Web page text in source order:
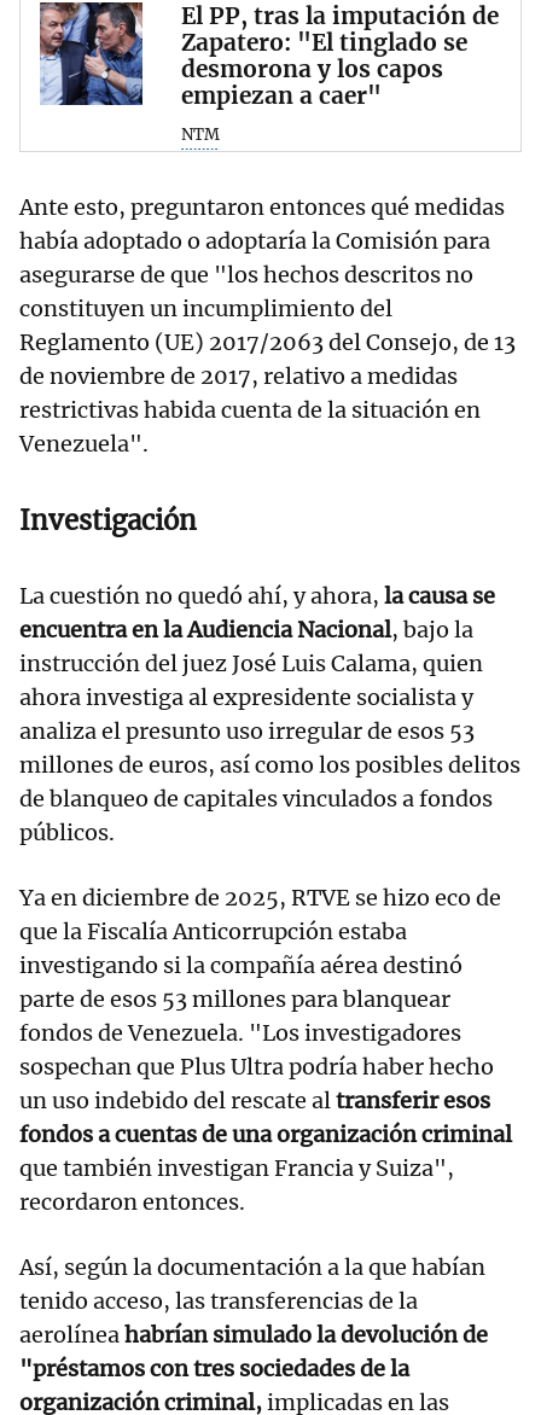
El PP, tras la imputación de
Zapatero: "El tinglado se
desmorona y los capos
empiezan a caer"
NTM
Ante esto, preguntaron entonces qué medidas
había adoptado o adoptaría la Comisión para
asegurarse de que "los hechos descritos no
constituyen un incumplimiento del
Reglamento (UE) 2017/2063 del Consejo, de 13
de noviembre de 2017, relativo a medidas
restrictivas habida cuenta de la situación en
Venezuela".
Investigación
La cuestión no quedó ahí, y ahora, la causa se
encuentra en la Audiencia Nacional, bajo la
instrucción del juez José Luis Calama, quien
ahora investiga al expresidente socialista y
analiza el presunto uso irregular de esos 53
millones de euros, así como los posibles delitos
de blanqueo de capitales vinculados a fondos
públicos.
Ya en diciembre de 2025, RTVE se hizo eco de
que la Fiscalía Anticorrupción estaba
investigando si la compañía aérea destinó
parte de esos 53 millones para blanquear
fondos de Venezuela. "Los investigadores
sospechan que Plus Ultra podría haber hecho
un uso indebido del rescate altransferir esos
fondos a cuentas de una organización criminal
que también investigan Francia y Suiza",
recordaron entonces.
Así, según la documentación a la que habían
tenido acceso, las transferencias de la
aerolíneahabrían simulado la devolución de
"préstamos con tres sociedades de la
organización criminal,implicadas en las